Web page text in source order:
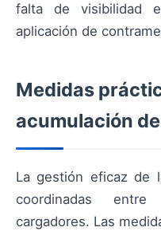
falta de visibilidad
aplicación de
Medidas
acumulación
La gestión eficaz de
coordinadas
cargadores. Las